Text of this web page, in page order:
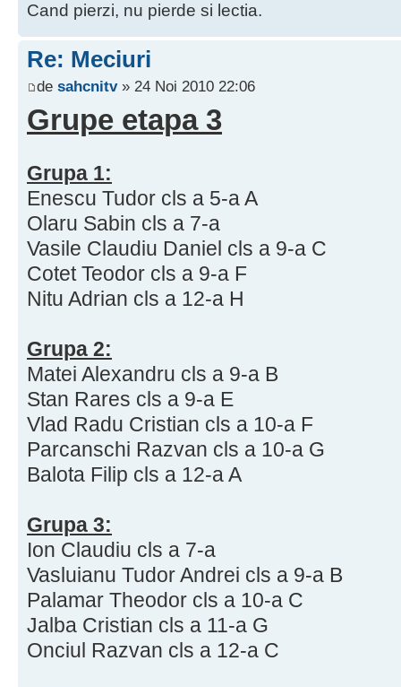
Cand pierzi, nu pierde si lectia.
Re: Meciuri
de sahcnitv» 24 Noi 2010 22:06
Grupe etapa 3
Grupa 1:
Enescu Tudor cls a 5-a A
Olaru Sabin cls a 7-a
Vasile Claudiu Daniel cls a 9-a C
Cotet Teodor cls a 9-a F
Nitu Adrian cls a 12-a H
Grupa 2:
Matei Alexandru cls a 9-a B
Stan Rares cls a 9-a E
Vlad Radu Cristian cls a 10-a F
Parcanschi Razvan cls a 10-a G
Balota Filip cls a 12-a A
Grupa 3:
Ion Claudiu cls a 7-a
Vasluianu Tudor Andrei cls a 9-a B
Palamar Theodor cls a 10-a C
Jalba Cristian cls a 11-a G
Onciul Razvan cls a 12-a C